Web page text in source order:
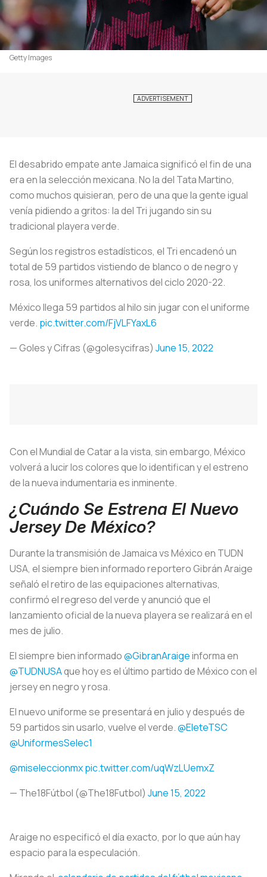
Getty Images
El desabrido empate ante Jamaica significó el fin de una
era en la selección mexicana. No la del Tata Martino,
como muchos quisieran, pero de una que la gente igual
venía pidiendo a gritos: la del Tri jugando sin su
tradicional playera verde.
Según los registros estadísticos, el Tri encadenó un
total de 59 partidos vistiendo de blanco o de negro y
rosa, los uniformes alternativos del ciclo 2020-22.
México llega 59 partidos al hilo sin jugar con el uniforme
verde. pic.twitter.com/FjVLFYaxL6
— Goles y Cifras (@golesycifras) June 15, 2022
Con el Mundial de Catar a la vista, sin embargo, México
volverá a lucir los colores que lo identifican y el estreno
de la nueva indumentaria es inminente.
¿Cuándo Se Estrena El Nuevo
Jersey De México?
Durante la transmisión de Jamaica vs México en TUDN
USA, el siempre bien informado reportero Gibrán Araige
señaló el retiro de las equipaciones alternativas,
confirmó el regreso del verde y anunció que el
lanzamiento oficial de la nueva playera se realizará en el
mes de julio.
El siempre bien informado@GibranAraigeinforma en
@TUDNUSAque hoy es el último partido de México con el
jersey en negro y rosa.
El nuevo uniforme se presentará en julio y después de
59 partidos sin usarlo, vuelve el verde.@EleteTSC
@UniformesSelec1
@miseleccionmxpic.twitter.com/uqWzLUemxZ
— The18Fútbol (@The18Futbol) June 15, 2022
Araige no especificó el día exacto, por lo que aún hay
espacio para la especulación.